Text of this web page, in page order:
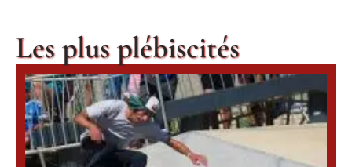
Les plus plébiscités